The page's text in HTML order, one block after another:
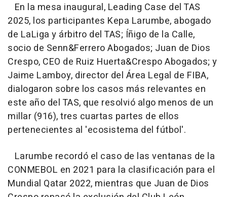
En la mesa inaugural, Leading Case del TAS
2025, los participantes Kepa Larumbe, abogado
de LaLiga y árbitro del TAS; Íñigo de la Calle,
socio de Senn&Ferrero Abogados; Juan de Dios
Crespo, CEO de Ruiz Huerta&Crespo Abogados; y
Jaime Lamboy, director del Área Legal de FIBA,
dialogaron sobre los casos más relevantes en
este año del TAS, que resolvió algo menos de un
millar (916), tres cuartas partes de ellos
pertenecientes al 'ecosistema del fútbol'.
Larumbe recordó el caso de las ventanas de la
CONMEBOL en 2021 para la clasificación para el
Mundial Qatar 2022, mientras que Juan de Dios